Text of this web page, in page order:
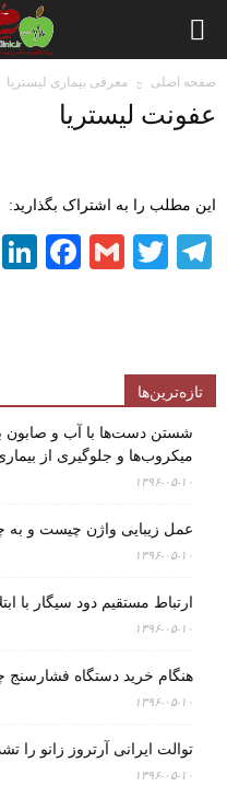
صفحه اصلی معرفی بیماری لیستریا
عفونت لیستریا
این مطلب را به اشتراک بگذارید:
Telegram
Twitter
Gmail
تازه‌ترین‌ها
شستن دست‌ها با آب و صابون
میکروب‌ها و جلوگیری از
۱۳۹۶-۰۵-۱۰
عمل زیبایی واژن چیست و به
۱۳۹۶-۰۵-۱۰
ارتباط مستقیم دود سیگار با
۱۳۹۶-۰۵-۱۰
هنگام خرید دستگاه فشارسنج
۱۳۹۶-۰۵-۱۰
توالت ایرانی آرتروز زانو را
۱۳۹۶-۰۵-۱۰